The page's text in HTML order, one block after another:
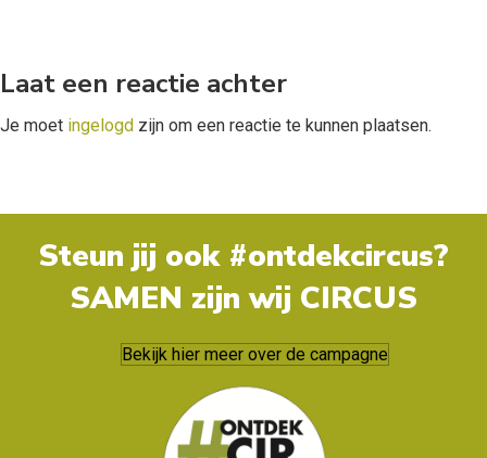
Laat een reactie achter
Je moet ingelogd zijn om een reactie te kunnen plaatsen.
Steun jij ook #ontdekcircus?
SAMEN zijn wij CIRCUS
Bekijk hier meer over de campagne